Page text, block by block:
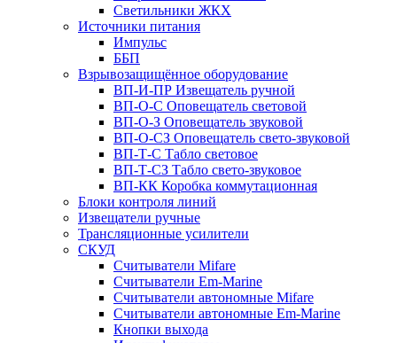
Светильники ЖКХ
Источники питания
Импульс
ББП
Взрывозащищённое оборудование
ВП-И-ПР Извещатель ручной
ВП-О-С Оповещатель световой
ВП-О-З Оповещатель звуковой
ВП-О-СЗ Оповещатель свето-звуковой
ВП-Т-С Табло световое
ВП-Т-СЗ Табло свето-звуковое
ВП-КК Коробка коммутационная
Блоки контроля линий
Извещатели ручные
Трансляционные усилители
СКУД
Считыватели Mifare
Считыватели Еm-Marine
Считыватели автономные Mifare
Считыватели автономные Em-Marine
Кнопки выхода